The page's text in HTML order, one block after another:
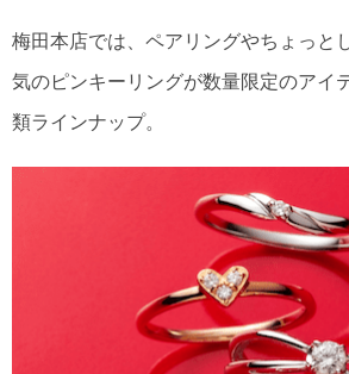
梅田本店では、ペアリングやちょっと
気のピンキーリングが数量限定のアイ
類ラインナップ。